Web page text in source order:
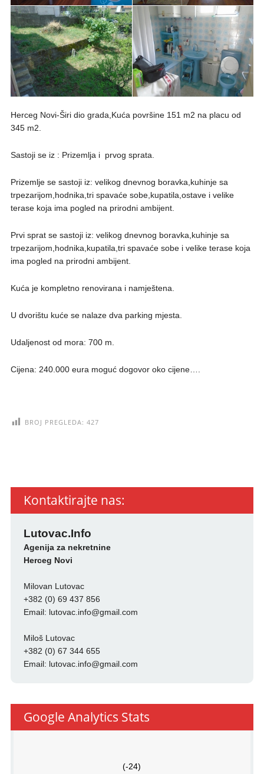
Herceg Novi-Širi dio grada,Kuća površine 151 m2 na placu od
345 m2.
Sastoji se iz : Prizemlja i prvog sprata.
Prizemlje se sastoji iz: velikog dnevnog boravka,kuhinje sa
trpezarijom,hodnika,tri spavaće sobe,kupatila,ostave i velike
terase koja ima pogled na prirodni ambijent.
Prvi sprat se sastoji iz: velikog dnevnog boravka,kuhinje sa
trpezarijom,hodnika,kupatila,tri spavaće sobe i velike terase koja
ima pogled na prirodni ambijent.
Kuća je kompletno renovirana i namještena.
U dvorištu kuće se nalaze dva parking mjesta.
Udaljenost od mora: 700 m.
Cijena: 240.000 eura moguć dogovor oko cijene….
BROJ PREGLEDA: 427
Kontaktirajte nas:
Lutovac.Info
Agenija za nekretnine
Herceg Novi
Milovan Lutovac
+382 (0) 69 437 856
Email: lutovac.info@gmail.com
Miloš Lutovac
+382 (0) 67 344 655
Email: lutovac.info@gmail.com
Google Analytics Stats
(-24)